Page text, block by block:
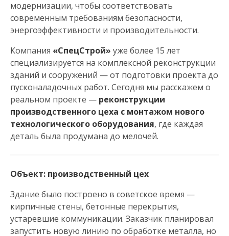
в
и
г
а
ц
и
я
модернизации, чтобы соответствовать
современным требованиям безопасности,
энергоэффективности и производительности.
Компания «СпецСтрой» уже более 15 лет
специализируется на комплексной реконструкции
зданий и сооружений — от подготовки проекта до
пусконаладочных работ. Сегодня мы расскажем о
реальном проекте — реконструкции
производственного цеха с монтажом нового
технологического оборудования, где каждая
деталь была продумана до мелочей.
Объект: производственный цех
Здание было построено в советское время —
кирпичные стены, бетонные перекрытия,
устаревшие коммуникации. Заказчик планировал
запустить новую линию по обработке металла, но